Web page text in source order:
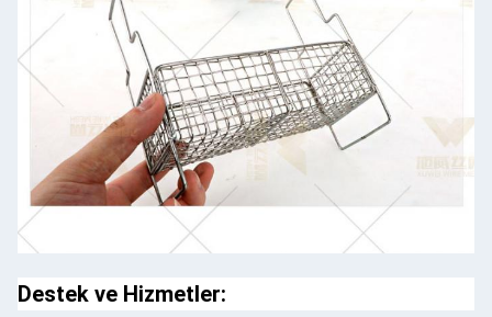
Destek ve Hizmetler: